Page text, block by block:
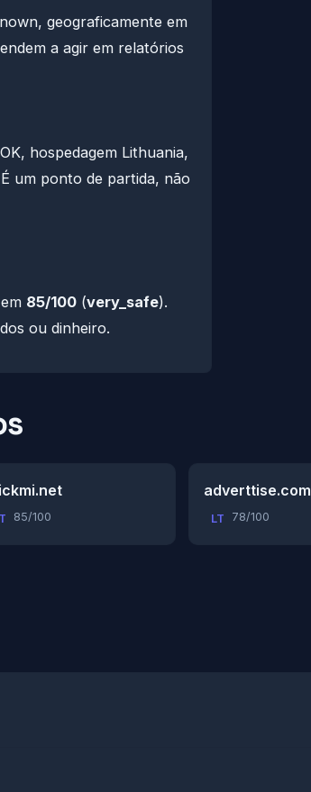
geograficamente em
a agir em relatórios
hospedagem Lithuania,
um ponto de partida, não
em 85/100 (very_safe).
ou dinheiro.
85/100
adverttise.com
LT 78/100